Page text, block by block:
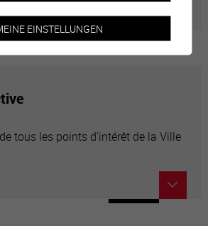
tous les points d'intérêt de la Ville
EINSTELLUNGEN